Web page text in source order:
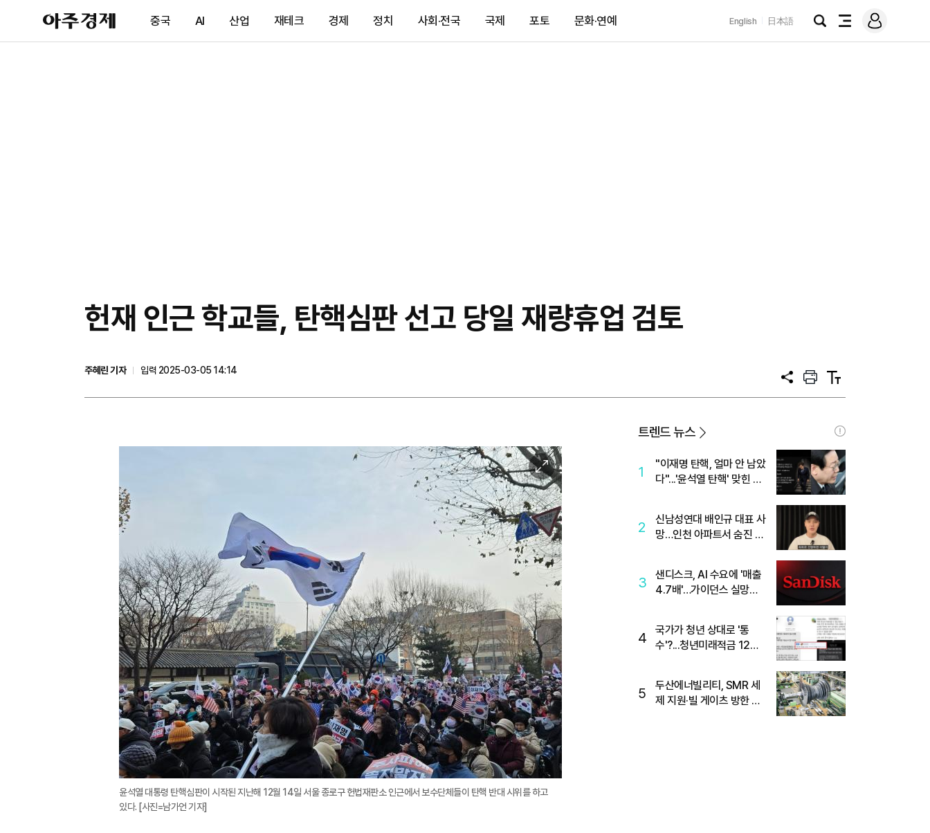
아
주
제
중국 AI 산업 재테크 경제 정치 사회·전국 국제 포토 문화·연예 English 日本語
검
전
메
그
헌재 인근 학교들, 탄핵심판 선고 당일 재량휴업 검토
주혜린 기자
입력 2025-03-05 14:14
공
프
트
텍
트
이
미
지
확
대
윤석열 대통령 탄핵심판이 시작된 지난해 12월 14일 서울 종로구 헌법재판소 인근에서 보수단체들이 탄핵 반대 시위를 하고
있다. [사진=남가언 기자]
트렌드 뉴스
1
"이재명 탄핵, 얼마 안 남았
다"...'윤석열 탄핵' 맞힌 무
2
신남성연대 배인규 대표 사
망…인천 아파트서 숨진 채
3
샌디스크, AI 수요에 '매출
4.7배'…가이던스 실망에
4
국가가 청년 상대로 '통
수'?...청년미래적금 12%
5
두산에너빌리티, SMR 세
제 지원·빌 게이츠 방한 기